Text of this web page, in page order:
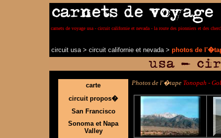
carnets de voyage usa - circuit californie et nevada - la route des pionniers et des
circuit usa> circuit californie et nevada> photos de
carte
circuit propos�
San Francisco
Sonoma et Napa
Valley
Photos de l'�tape Tonopah -